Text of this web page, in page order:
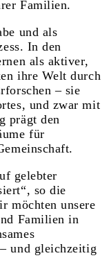
Familien.
und als
In den
als aktiver,
ihre Welt durch
– sie
und zwar mit
prägt den
für
gelebter
so die
möchten unsere
Familien in
und gleichzeitig